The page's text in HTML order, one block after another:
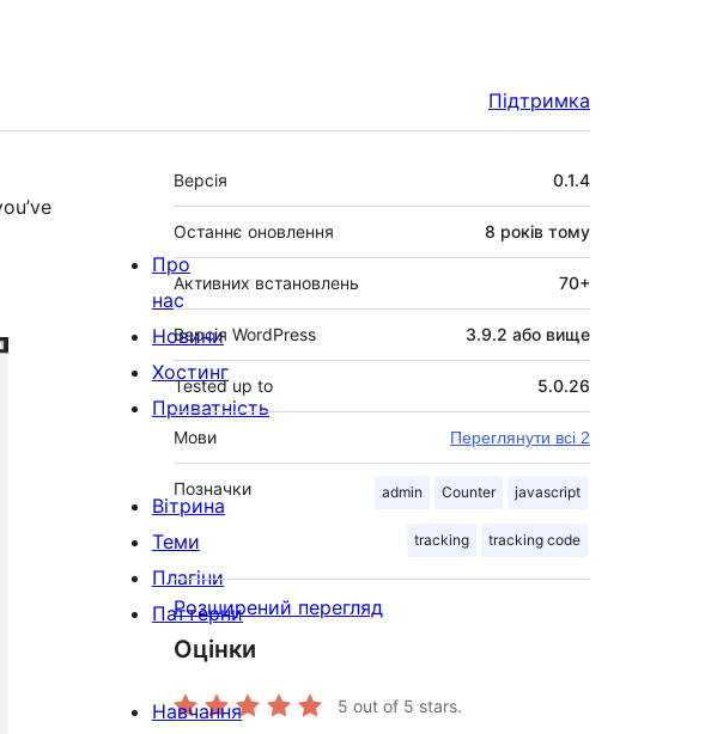
Підтримка
Мета
Версія 0.1.4
Останнє оновлення 8 років тому
Активних встановлень 70+
Версія WordPress 3.9.2 або вище
Tested up to 5.0.26
Мови Переглянути всі 2
Позначки admin Counter javascript
tracking tracking code
Розширений перегляд
Оцінки
5 out of 5 stars.
Про
нас
Новини
Хостинг
Приватність
Вітрина
Теми
Плагіни
Паттерни
Навчання